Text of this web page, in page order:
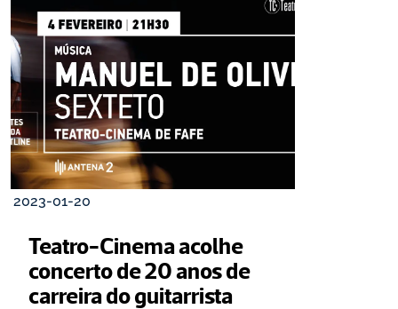
2023-01-20
Teatro-Cinema acolhe
concerto de 20 anos de
carreira do guitarrista